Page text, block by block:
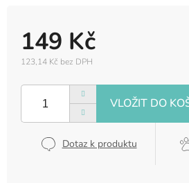
149 Kč
123,14 Kč bez DPH
cena:
Dotaz k produktu